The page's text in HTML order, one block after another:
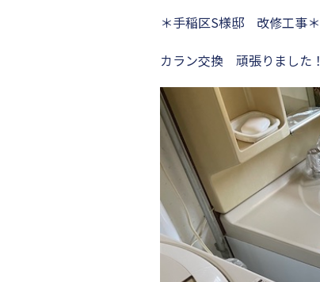
＊手稲区S様邸 改修工事＊
カラン交換 頑張りました！